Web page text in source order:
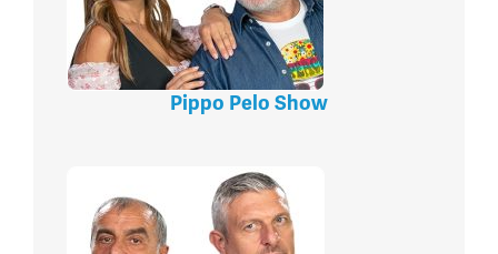
Pippo Pelo Show